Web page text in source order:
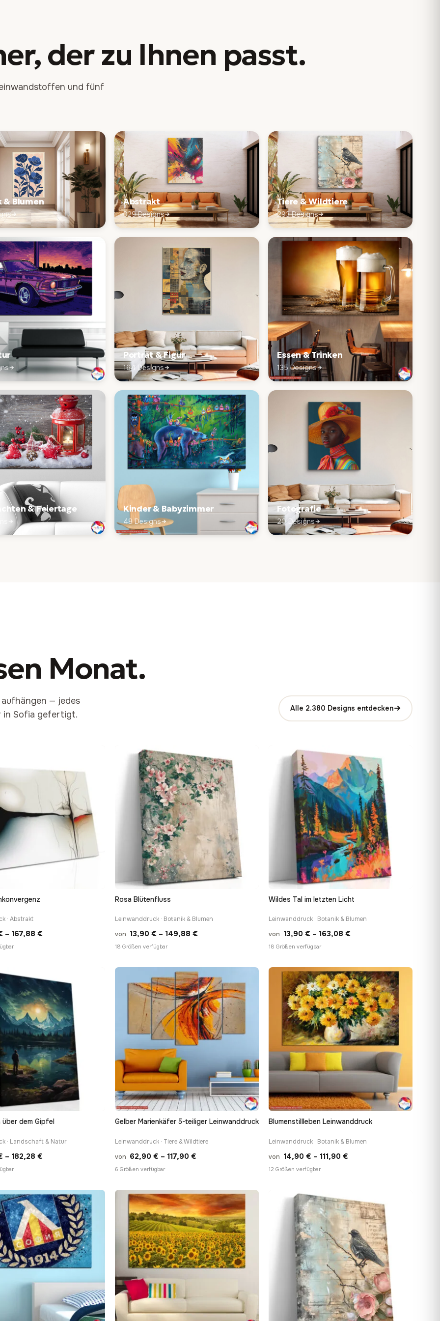
derzu Ihnen passt.
und fünf
& Blumen Abstrakt
329 Designs
Tiere & Wildtiere
293 Designs
Porträt & Figur
164 Designs
Essen & Trinken
135 Designs
& Feiertage Kinder & Babyzimmer
48 Designs
Fotografie
20 Designs
Monat.
aufhängen — jedes
in Sofia gefertigt.
Alle 2.380 Designs entdecken
· Abstrakt
– 167,88 €
Rosa Blütenfluss
Leinwanddruck · Botanik & Blumen
von 13,90 € – 149,88 €
149,88 €
18 Größen verfügbar
Wildes Tal im letzten Licht
Leinwanddruck · Botanik & Blumen
von 13,90 € – 163,08 €
163,08 €
18 Größen verfügbar
dem Gipfel
· Landschaft & Natur
– 182,28 €
182,28 €
Gelber Marienkäfer 5-teiliger Leinwanddruck
Leinwanddruck · Tiere & Wildtiere
von 62,90 € – 117,90 €
117,90 €
6 Größen verfügbar
Blumenstillleben Leinwanddruck
Leinwanddruck · Botanik & Blumen
von 14,90 € – 111,90 €
12 Größen verfügbar